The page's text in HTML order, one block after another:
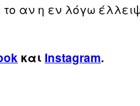
αν η εν λόγω
και Instagram.